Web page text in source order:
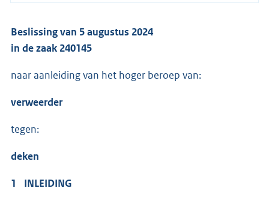
Beslissing van 5 augustus 2024
in de zaak 240145
naar aanleiding van het hoger beroep van:
verweerder
tegen:
deken
1 INLEIDING